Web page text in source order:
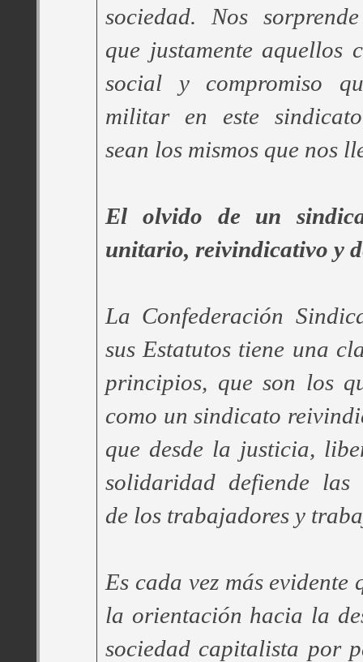
sociedad. Nos
que justamente aquellos
social y compromiso
militar en este
sean los mismos que nos
El olvido de un
unitario, reivindicativo y
La Confederación
sus Estatutos tiene una
principios, que son los
como un sindicato
que desde la justicia,
solidaridad defiende las
de los trabajadores y
Es cada vez más evidente
la orientación hacia la
sociedad capitalista por